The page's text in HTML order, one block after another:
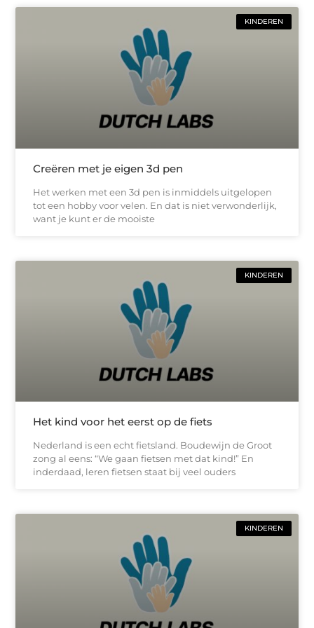
KINDEREN
Creëren met je eigen 3d pen
Het werken met een 3d pen is inmiddels uitgelopen
tot een hobby voor velen. En dat is niet verwonderlijk,
want je kunt er de mooiste
KINDEREN
Het kind voor het eerst op de fiets
Nederland is een echt fietsland. Boudewijn de Groot
zong al eens: “We gaan fietsen met dat kind!” En
inderdaad, leren fietsen staat bij veel ouders
KINDEREN